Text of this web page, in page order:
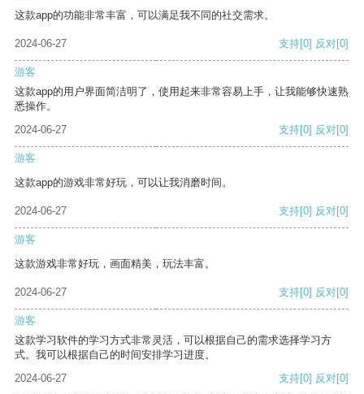
这款app的功能非常丰富，可以满足我不同的社交需求。
2024-06-27 支持[0] 反对[0]
游客
这款app的用户界面简洁明了，使用起来非常容易上手，让我能够快速熟
悉操作。
2024-06-27
支持[0] 反对[0]
游客
这款app的游戏非常好玩，可以让我消磨时间。
2024-06-27 支持[0] 反对[0]
游客
这款游戏非常好玩，画面精美，玩法丰富。
2024-06-27 支持[0] 反对[0]
游客
这款学习软件的学习方式非常灵活，可以根据自己的需求选择学习方
式。我可以根据自己的时间安排学习进度。
2024-06-27
支持[0] 反对[0]